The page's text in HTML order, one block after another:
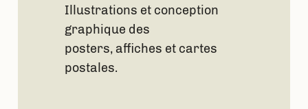
Illustrations et conception
graphique des
posters, affiches et cartes
postales.